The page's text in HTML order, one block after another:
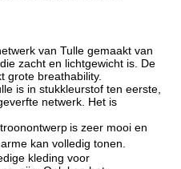
van Tulle gemaakt van
zacht en lichtgewicht is. De
grote breathability.
is in stukkleurstof ten eerste,
netwerk. Het is
is zeer mooi en
kan volledig tonen.
kleding voor